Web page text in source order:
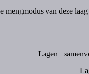
mengmodus van deze
Lagen -